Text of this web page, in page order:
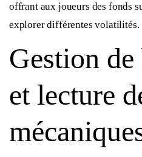
offrant aux joueurs des fonds
explorer différentes volatilités.
Gestion
et lecture